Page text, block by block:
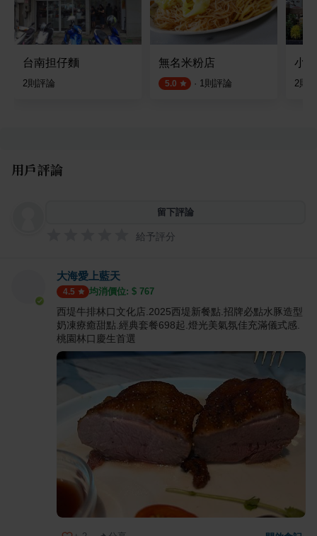
台南担仔麵
2則評論
無名米粉店
5.0 · 1則評論
小
2則
用戶評論
留下評論
給予評分
大海愛上藍天
4.5 均消價位: $ 767
西堤牛排林口文化店.2025西堤新餐點.招牌必點水豚造型
奶凍療癒甜點.經典套餐698起.燈光美氣氛佳充滿儀式感.
桃園林口慶生首選